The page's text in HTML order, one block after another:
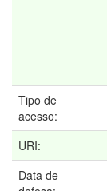
Tipo de
acesso:
URI:
Data de